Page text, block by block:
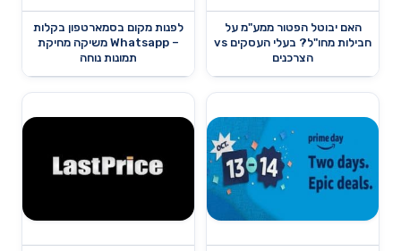
האם יבוטל הפטור ממע"מ על
חבילות מחו"ל? בעלי העסקים vs
הצרכנים
לפנות מקום בסמארטפון בקלות
– Whatsapp משיקה מחיקת
תמונות נוחה